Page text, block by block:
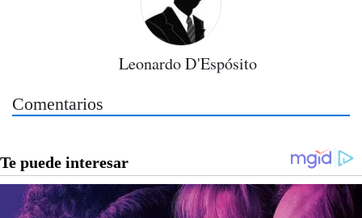
Leonardo D'Espósito
Comentarios